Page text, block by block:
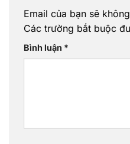
Email của bạn sẽ
Các trường bắt buộc
Bình luận *